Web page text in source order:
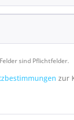
sind Pflichtfelder.
zur